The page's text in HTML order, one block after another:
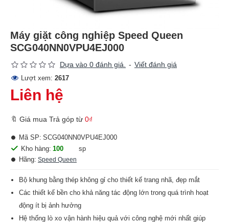
Máy giặt công nghiệp Speed Queen
SCG040NN0VPU4EJ000
Dựa vào 0 đánh giá. - Viết đánh giá
Lượt xem: 2617
Liên hệ
🔖 Giá mua Trả góp từ 0₫
Kho hàng: 100
sp
Hãng: Speed Queen
Mã SP: SCG040NN0VPU4EJ000
Bộ khung bằng thép không gỉ cho thiết kế trang nhã, đẹp mắt
Các thiết kế bền cho khả năng tác động lớn trong quá trình hoạt
động ít bị ảnh hưởng
Hệ thống lò xo vận hành hiệu quả với công nghệ mới nhất giúp